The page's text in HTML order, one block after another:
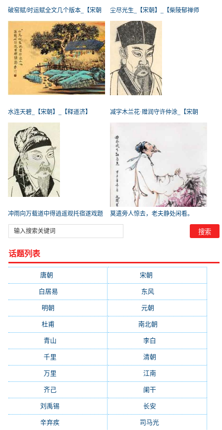
破窑赋/时运赋全文几个版本_【宋朝 尘尽光生_【宋朝】_【柴陵郁禅师
水连天碧_【宋朝】_【释道济】 减字木兰花·赠润守许仲涂_【宋朝
冲雨向万载道中得逍遥观托宿遂戏题
莫遣旁人惊去，老夫静处闲看。
话题列表
唐朝 宋朝
白居易 东风
明朝 元朝
杜甫 南北朝
青山 李白
千里 清朝
万里 江南(805)
齐己(781) 阑干(723)
刘禹锡 长安(695)
辛弃疾 司马光